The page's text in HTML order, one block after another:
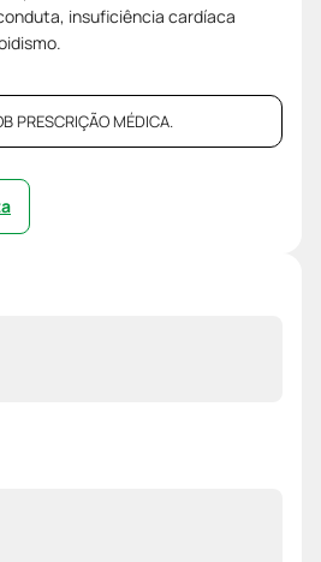
insuficiência cardíaca
PRESCRIÇÃO MÉDICA.